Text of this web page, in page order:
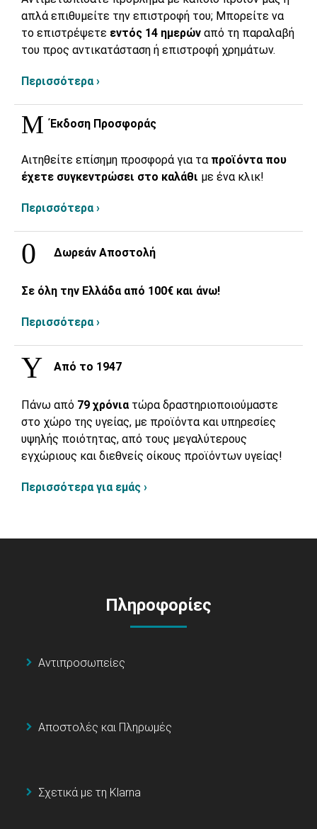
απλά επιθυμείτε την επιστροφή του; Μπορείτε να
το επιστρέψετε εντός 14 ημερών από τη παραλαβή
του προς αντικατάσταση ή επιστροφή χρημάτων.
Περισσότερα ›
Έκδοση Προσφοράς
Αιτηθείτε επίσημη προσφορά για τα προϊόντα που
έχετε συγκεντρώσει στο καλάθι με ένα κλικ!
Περισσότερα ›
Δωρεάν Αποστολή
Σε όλη την Ελλάδα από 100€ και άνω!
Περισσότερα ›
Από το 1947
Πάνω από 79 χρόνια τώρα δραστηριοποιούμαστε
στο χώρο της υγείας, με προϊόντα και υπηρεσίες
υψηλής ποιότητας, από τους μεγαλύτερους
εγχώριους και διεθνείς οίκους προϊόντων υγείας!
Περισσότερα για εμάς ›
Πληροφορίες
Αντιπροσωπείες
Αποστολές και Πληρωμές
Σχετικά με τη Klarna